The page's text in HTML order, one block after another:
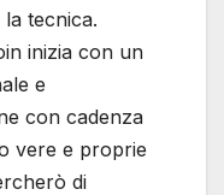
tecnica.
inizia con un
e
con cadenza
vere e proprie
di